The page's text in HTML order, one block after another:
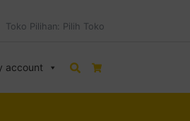
Toko Pilihan: Pilih Toko
account Search